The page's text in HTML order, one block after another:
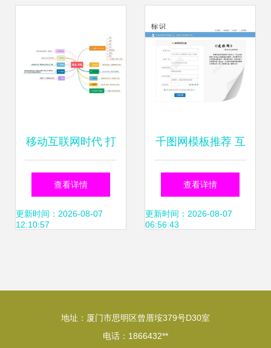
融合信号
移动互联网时代 打
造你的个人专属名
片——以姓名为域
查看详情
更新时间：2026-08-07
12:10:57
千图网模板推荐 互
联网域名注册服务
主题PSD设计图下
查看详情
更新时间：2026-08-07
06:56:43
地址：厦门市思明区曾厝垵379号D30室
电话：1866432**